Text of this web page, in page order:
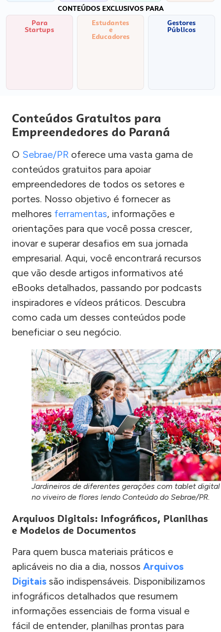
CONTEÚDOS EXCLUSIVOS PARA
Para
Startups
Estudantes
e
Educadores
Gestores
Públicos
Conteúdos Gratuitos para
Empreendedores do Paraná
O Sebrae/PR oferece uma vasta gama de
conteúdos gratuitos para apoiar
empreendedores de todos os setores e
portes. Nosso objetivo é fornecer as
melhores ferramentas, informações e
orientações para que você possa crescer,
inovar e superar desafios em sua jornada
empresarial. Aqui, você encontrará recursos
que vão desde artigos informativos até
eBooks detalhados, passando por podcasts
inspiradores e vídeos práticos. Descubra
como cada um desses conteúdos pode
beneficiar o seu negócio.
Jardineiros de diferentes gerações com tablet digital
no viveiro de flores lendo Conteúdo do Sebrae/PR.
Arquivos Digitais: Infográficos, Planilhas
e Modelos de Documentos
Para quem busca materiais práticos e
aplicáveis no dia a dia, nossos Arquivos
Digitais são indispensáveis. Disponibilizamos
infográficos detalhados que resumem
informações essenciais de forma visual e
fácil de entender, planilhas prontas para